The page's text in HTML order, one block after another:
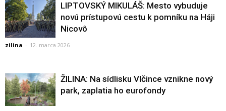
LIPTOVSKÝ MIKULÁŠ: Mesto vybuduje
novú prístupovú cestu k pomníku na Háji
Nicovô
zilina - 12. marca 2026
ŽILINA: Na sídlisku Vlčince vznikne nový
park, zaplatia ho eurofondy